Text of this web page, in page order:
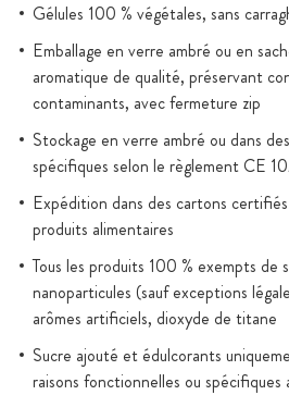
Gélules 100 % végétales, sans
Emballage en verre ambré ou en
aromatique de qualité, préservant
contaminants, avec fermeture zip
Stockage en verre ambré ou dans
spécifiques selon le règlement CE
Expédition dans des cartons
produits alimentaires
Tous les produits 100 % exempts de
nanoparticules (sauf exceptions
arômes artificiels, dioxyde de titane
Sucre ajouté et édulcorants
raisons fonctionnelles ou spécifiques